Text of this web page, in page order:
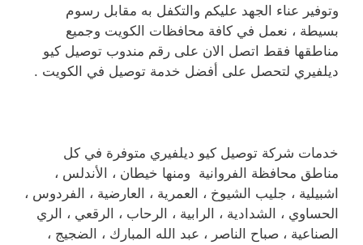
وتوفير عناء الجهد عليكم والتكفل به مقابل رسوم
بسيطة ، نعمل في كافة محافظات الكويت وجميع
مناطقها فقط اتصل الان على رقم مندوب توصيل كيو
ديلفيري لتحصل على أفضل خدمة توصيل في الكويت .
خدمات شركة توصيل كيو ديلفيري متوفرة في كل
مناطق محافظة الفروانية ومنها خيطان ، الأندلس ،
اشبيلية ، جليب الشيوخ ، العمرية ، العارضية ، الفردوس ،
الحساوي ، الشدادية ، الرابية ، الرحاب ، الرقعي ، الري
الصناعية ، صباح الناصر ، عبد الله المبارك ، الضجيج ،